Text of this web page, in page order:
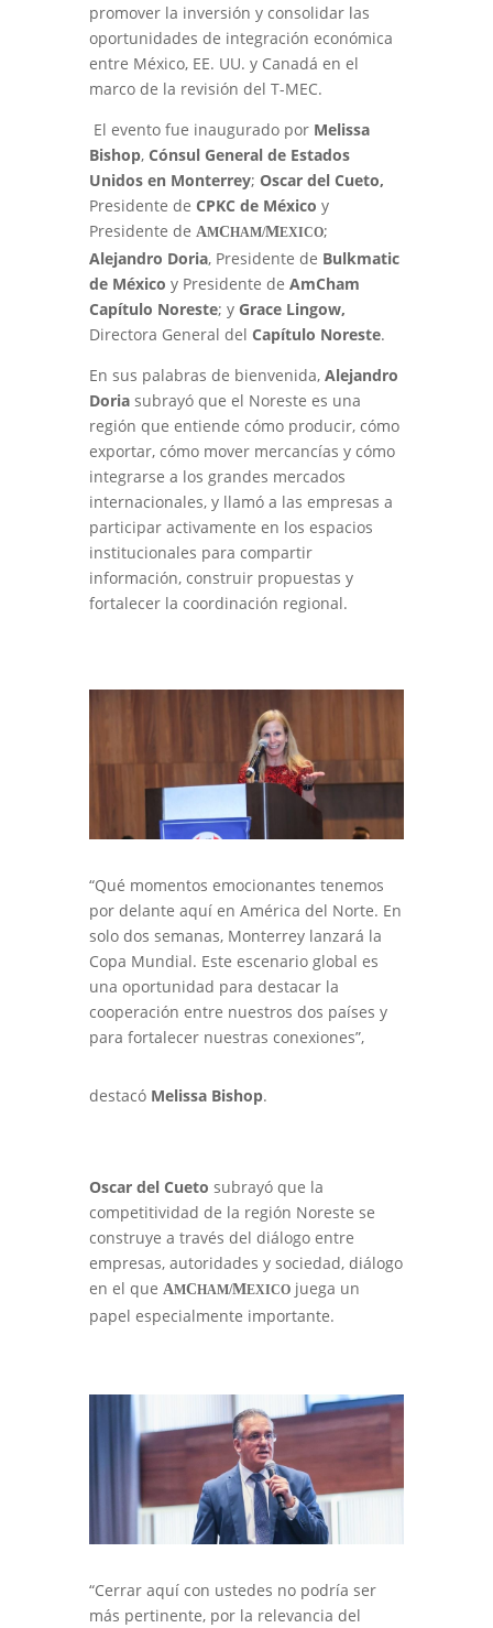
promover la inversión y consolidar las
oportunidades de integración económica
entre México, EE. UU. y Canadá en el
marco de la revisión del T-MEC.
El evento fue inaugurado por Melissa
Bishop, Cónsul General de Estados
Unidos en Monterrey; Oscar del Cueto,
Presidente de CPKC de México y
Presidente de AMCHAM/MEXICO;
Alejandro Doria, Presidente de Bulkmatic
de México y Presidente de AmCham
Capítulo Noreste; y Grace Lingow,
Directora General del Capítulo Noreste.
En sus palabras de bienvenida, Alejandro
Doriasubrayó que el Noreste es una
región que entiende cómo producir, cómo
exportar, cómo mover mercancías y cómo
integrarse a los grandes mercados
internacionales, y llamó a las empresas a
participar activamente en los espacios
institucionales para compartir
información, construir propuestas y
fortalecer la coordinación regional.
“Qué momentos emocionantes tenemos
por delante aquí en América del Norte. En
solo dos semanas, Monterrey lanzará la
Copa Mundial. Este escenario global es
una oportunidad para destacar la
cooperación entre nuestros dos países y
para fortalecer nuestras conexiones”,
destacó Melissa Bishop.
Oscar del Cueto subrayó que la
competitividad de la región Noreste se
construye a través del diálogo entre
empresas, autoridades y sociedad, diálogo
en el que AMCHAM/MEXICOjuega un
papel especialmente importante.
“Cerrar aquí con ustedes no podría ser
más pertinente, por la relevancia del